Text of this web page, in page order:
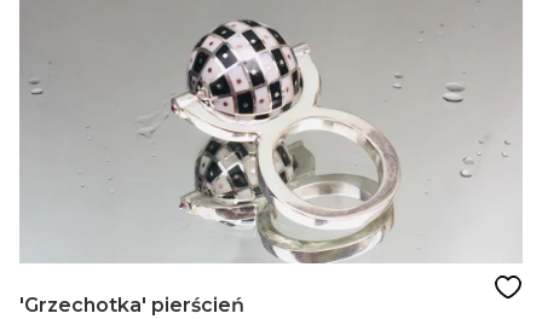
'Grzechotka' pierścień